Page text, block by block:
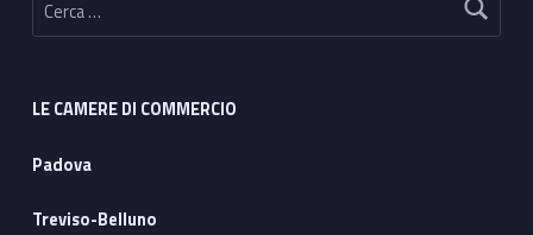
LE CAMERE DI COMMERCIO
Padova
Treviso-Belluno